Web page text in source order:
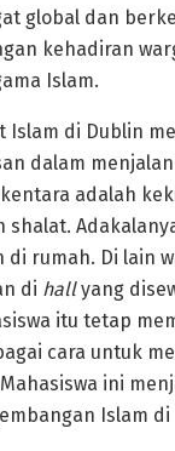
global dan
kehadiran
Islam.
Islam di Dublin
dalam
adalah
shalat.
di rumah. Di lain
di hallyang
itu tetap
cara untuk
ini
Islam di